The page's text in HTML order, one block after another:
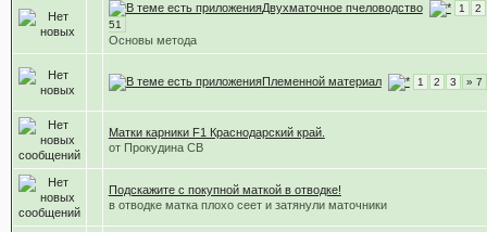
Двухматочное пчеловодство 1
2
51
Основы метода
Племенной материал 1 2 3 » 7
Матки карники F1 Краснодарский край.
от Прокудина СВ
Подскажите с покупной маткой в отводке!
в отводке матка плохо сеет и затянули маточники